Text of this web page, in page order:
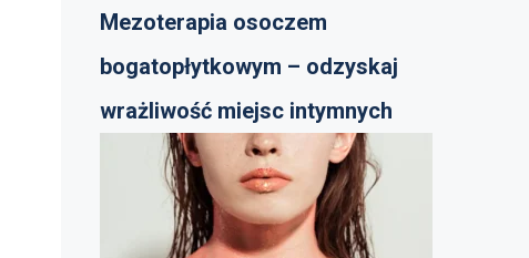
Mezoterapia osoczem
bogatopłytkowym – odzyskaj
wrażliwość miejsc intymnych